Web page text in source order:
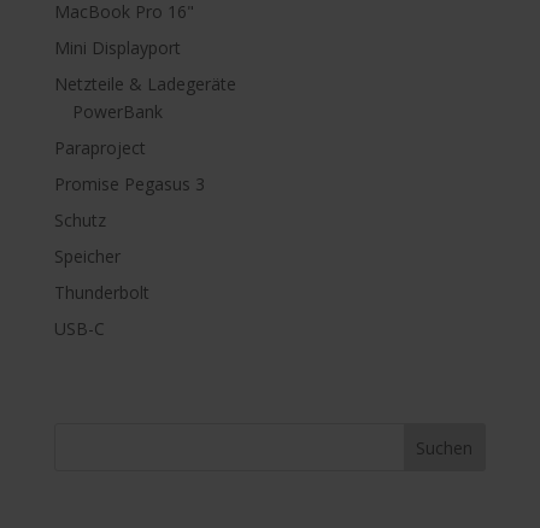
MacBook Pro 16"
Mini Displayport
Netzteile & Ladegeräte
PowerBank
Paraproject
Promise Pegasus 3
Schutz
Speicher
Thunderbolt
USB-C